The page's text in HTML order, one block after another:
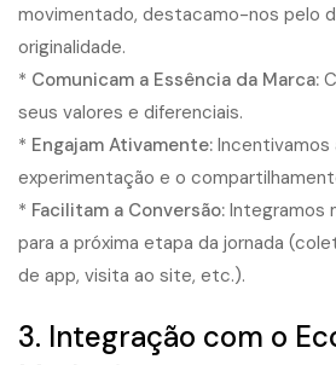
movimentado, destacamo-nos pelo
originalidade.
* Comunicam a Essência da Marca:
seus valores e diferenciais.
* Engajam Ativamente: Incentivamos
experimentação e o
* Facilitam a Conversão: Integramos
para a próxima etapa da jornada
de app, visita ao site, etc.).
3. Integração com o